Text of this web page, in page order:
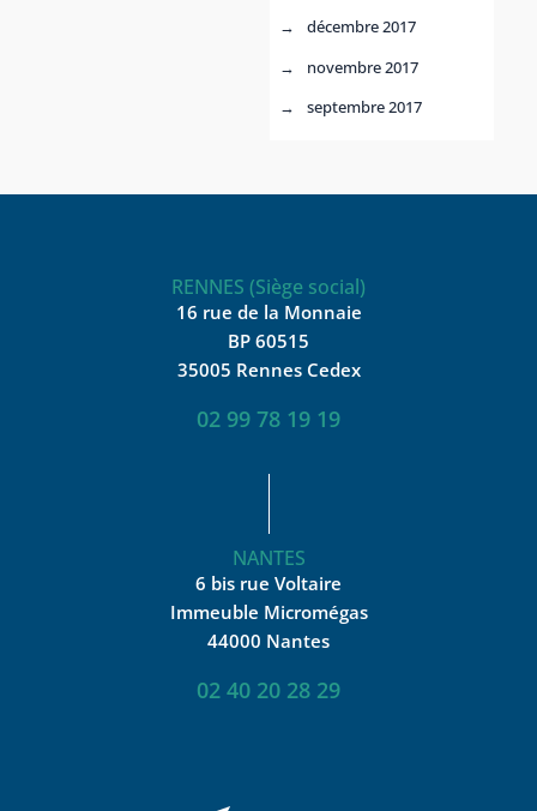
décembre 2017
novembre 2017
septembre 2017
RENNES (Siège social)
16 rue de la Monnaie
BP 60515
35005 Rennes Cedex
02 99 78 19 19
NANTES
6 bis rue Voltaire
Immeuble Micromégas
44000 Nantes
02 40 20 28 29